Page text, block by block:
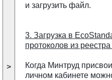
>
и загрузить файл.
3. Загрузка в
протоколов из
Когда Минтруд
личном кабинете